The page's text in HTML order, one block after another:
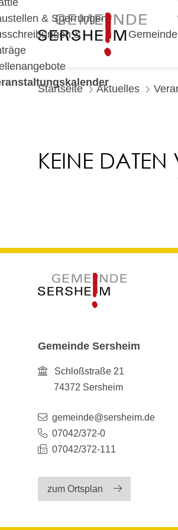
& Sperrungen
&
Gemeinde
Startseite Aktuelles
KEINE
Gemeinde Sersheim
Schloßstraße 21
74372 Sersheim
gemeinde@sersheim.de
07042/372-0
07042/372-111
zum Ortsplan